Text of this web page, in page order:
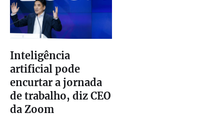
Inteligência
artificial pode
encurtar a jornada
de trabalho, diz CEO
da Zoom